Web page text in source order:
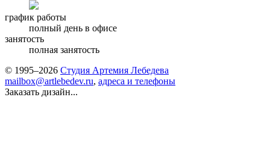
график работы
полный день в офисе
занятость
полная занятость
© 1995–2026 Студия Артемия Лебедева
mailbox@artlebedev.ru, адреса и телефоны
Заказать дизайн...